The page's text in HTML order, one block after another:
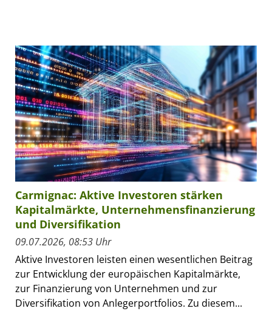
Carmignac: Aktive Investoren stärken
Kapitalmärkte, Unternehmensfinanzierung
und Diversifikation
09.07.2026, 08:53 Uhr
Aktive Investoren leisten einen wesentlichen Beitrag
zur Entwicklung der europäischen Kapitalmärkte,
zur Finanzierung von Unternehmen und zur
Diversifikation von Anlegerportfolios. Zu diesem...